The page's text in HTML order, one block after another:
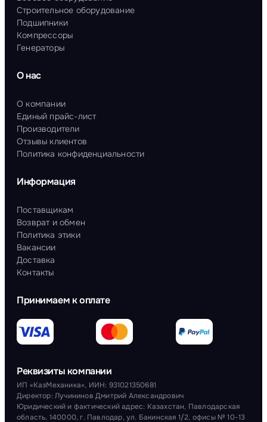
Строительное оборудование
Подшипники
Компрессоры
Генераторы
О нас
О компании
Единый прайс-лист
Производители
Отзывы клиентов
Политика конфиденциальности
Информация
Поставщикам
Возврат и обмен
Политика этики
Вакансии
Доставка
Контакты
Принимаем к оплате
Реквизиты компании
ИП «КазМеханика», ИИН: 931021350681
Директор: Лучининов Дмитрий Александрович
Юридический и фактический адрес: Казахстан, Павлодарская
область, 140000, г. Павлодар, ул. Бакинская 1/2, офисы № 10-13